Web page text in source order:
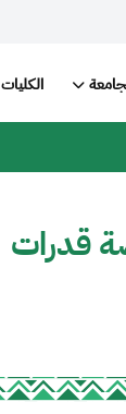
الكليات
قدرات